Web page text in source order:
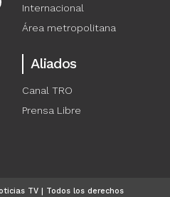
Internacional
Área metropolitana
Aliados
Canal TRO
Prensa Libre
TV | Todos los derechos